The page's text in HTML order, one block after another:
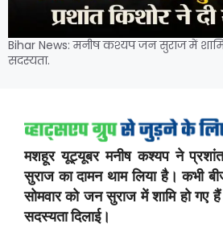
Bihar News: मनीष कश्यप जन सुराज में
सदस्यता.
मशहूर यूट्यूबर मनीष कश्यप ने प्रशांत
सुराज का दामन थाम लिया है। कभी
सोमवार को जन सुराज में शामि हो गए
सदस्यता दिलाई।